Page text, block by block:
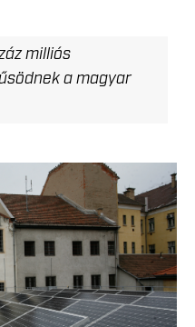
milliós
a magyar